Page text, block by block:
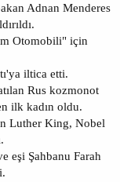
Adnan Menderes
Otomobili" için
iltica etti.
Rus kozmonot
ilk kadın oldu.
Luther King, Nobel
eşi Şahbanu Farah